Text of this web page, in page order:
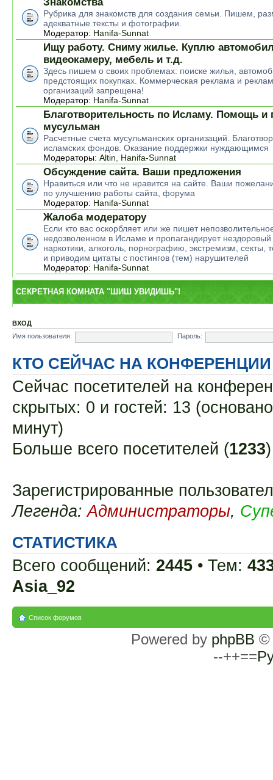
Рубрика для знакомств для создания семьи. Пишем,
адекватные тексты и фотографии.
Модератор: Hanifa-Sunnat
Ищу работу. Сниму жилье. Куплю
видеокамеру, мебель и т.д.
Здесь пишем о своих проблемах: поиске жилья,
предстоящих покупках. Коммерческая реклама и
организаций запрещена!
Модератор: Hanifa-Sunnat
Благотворительность по Исламу. Помощь и
мусульман
Расчетные счета мусульманских организаций.
исламских фондов. Оказание поддержки нуждающимся
Модераторы: Altin Hanifa-Sunnat
Обсуждение сайта. Ваши предложения
Нравиться или что не нравится на сайте. Ваши
по улучшению работы сайта, форума
Модератор: Hanifa-Sunnat
Жалоба модератору
Если кто вас оскорбляет или же пишет
недозволенном в Исламе и пропагандирует
наркотики, алкоголь, порнографию, экстремизм, секты,
и приводим цитаты с постингов (тем) нарушителей
Модератор: Hanifa-Sunnat
СЕКРЕТНАЯ КОМНАТА "ШИШ УВИДИШЬ"!
ВХОД
Имя пользователя:
Пароль:
КТО СЕЙЧАС НА КОНФЕРЕНЦИИ
Сейчас посетителей на
скрытых: 0 и гостей: 13
минут)
Больше всего посетителей (1233
Зарегистрированные
Легенда:Администраторы,
СТАТИСТИКА
Всего сообщений: 2445 • Тем:
Asia_92
Список форумов
Powered by phpBB ©
--++==